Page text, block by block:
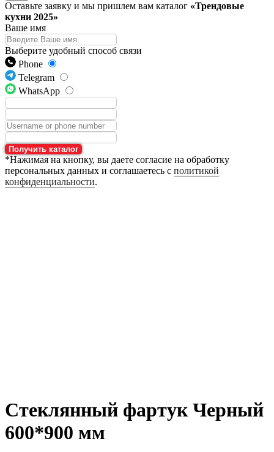
Оставьте заявку и мы пришлем вам каталог «Трендовые
кухни 2025»
Ваше имя
Выберите удобный способ связи
Phone
Telegram
WhatsApp
Получить каталог
*Нажимая на кнопку, вы даете согласие на обработку
персональных данных и соглашаетесь с политикой
конфиденциальности.
Стеклянный фартук Черный
600*900 мм